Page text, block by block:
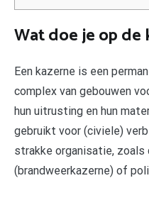
Wat doe je op de
Een kazerne is een
complex van gebouwen
hun uitrusting en hun
gebruikt voor (civiele)
strakke organisatie, zoals
(brandweerkazerne) of